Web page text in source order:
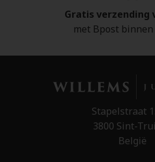
Gratis verzending
met Bpost
Stapelstraat
3800 Sint-
België